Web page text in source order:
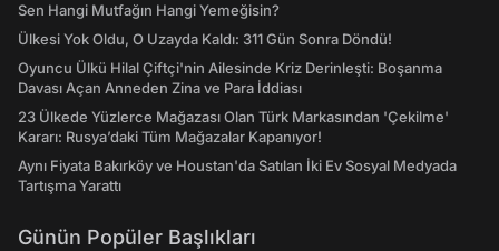
Sen Hangi Mutfağın Hangi Yemeğisin?
Ülkesi Yok Oldu, O Uzayda Kaldı: 311 Gün Sonra Döndü!
Oyuncu Ülkü Hilal Çiftçi'nin Ailesinde Kriz Derinleşti: Boşanma
Davası Açan Anneden Zina ve Para İddiası
23 Ülkede Yüzlerce Mağazası Olan Türk Markasından 'Çekilme'
Kararı: Rusya’daki Tüm Mağazalar Kapanıyor!
Aynı Fiyata Bakırköy ve Houstan'da Satılan İki Ev Sosyal Medyada
Tartışma Yarattı
Günün Popüler Başlıkları